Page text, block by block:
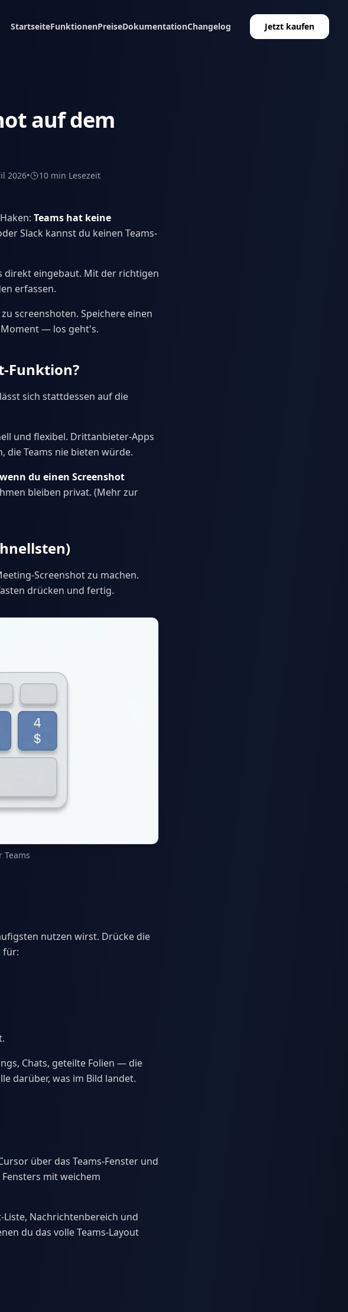
StartseiteFunktionenPreiseDokumentationChangelog Jetzt kaufen
auf dem
2026• 10 min Lesezeit
Teams hat keine
Slack kannst du keinen Teams-
direkt eingebaut. Mit der richtigen
erfassen.
screenshoten. Speichere einen
Moment — los geht's.
Funktion?
sich stattdessen auf die
und flexibel. Drittanbieter-Apps
die Teams nie bieten würde.
du einen Screenshot
bleiben privat. (Mehr zur
Screenshot zu machen.
drücken und fertig.
Teams
nutzen wirst. Drücke die
für:
Chats, geteilte Folien — die
darüber, was im Bild landet.
über das Teams-Fenster und
mit weichem
Nachrichtenbereich und
du das volle Teams-Layout